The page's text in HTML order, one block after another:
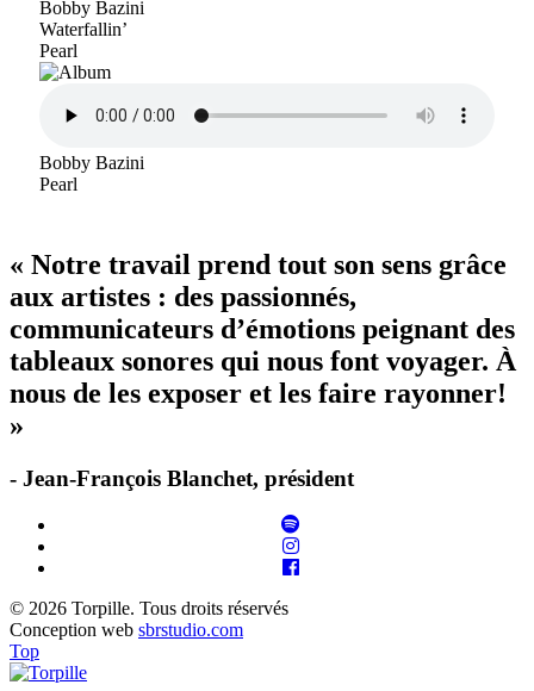
Bobby Bazini
Waterfallin’
Pearl
Bobby Bazini
Pearl
« Notre travail prend tout son sens grâce
aux artistes : des passionnés,
communicateurs d’émotions peignant des
tableaux sonores qui nous font voyager. À
nous de les exposer et les faire rayonner!
»
- Jean-François Blanchet, président
© 2026 Torpille. Tous droits réservés
Conception web sbrstudio.com
Top